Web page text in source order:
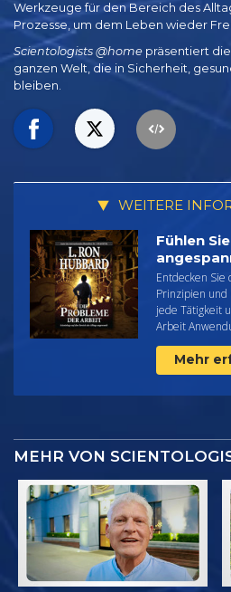
Werkzeuge für den Bereich des
Prozesse, um dem Leben wieder
Scientologists @home präsentiert
ganzen Welt, die in Sicherheit,
bleiben.
WEITERE
Fühlen
Entdecken
Prinzipien und
jede Tätigkeit
Arbeit
Mehr
MEHR VON